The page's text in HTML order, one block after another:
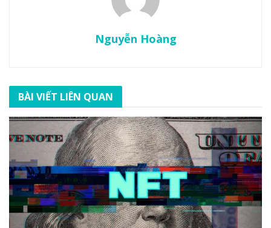
Nguyễn Hoàng
BÀI VIẾT LIÊN QUAN